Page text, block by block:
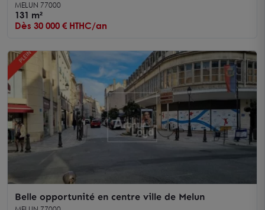
MELUN 77000
131 m²
Dès 30 000 € HTHC/an
Belle opportunité en centre ville de Melun